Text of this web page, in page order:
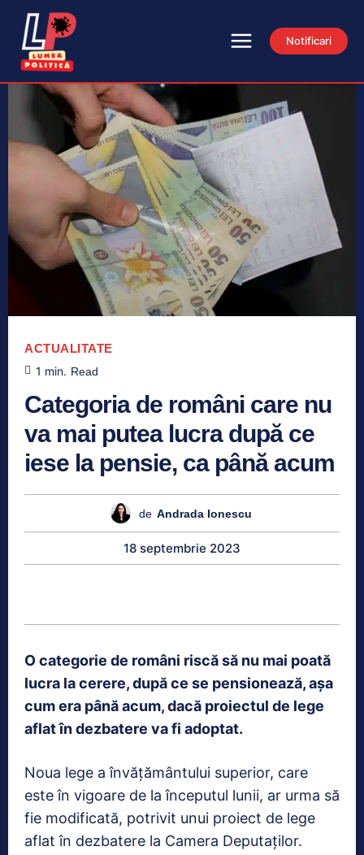
Notificari
ACTUALITATE
1 min. Read
Categoria de români care nu
va mai putea lucra după ce
iese la pensie, ca până acum
de Andrada Ionescu
18 septembrie 2023
O categorie de români riscă să nu mai poată
lucra la cerere, după ce se pensionează, aşa
cum era până acum, dacă proiectul de lege
aflat în dezbatere va fi adoptat.
Noua lege a învățământului superior, care
este în vigoare de la începutul lunii, ar urma să
fie modificată, potrivit unui proiect de lege
aflat în dezbatere la Camera Deputaților.